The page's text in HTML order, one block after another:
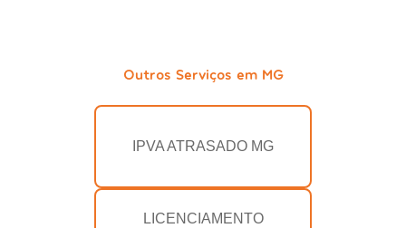
Outros Serviços em MG
IPVA ATRASADO MG
LICENCIAMENTO